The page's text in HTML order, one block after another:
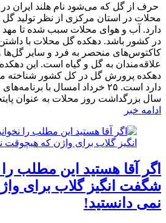
حرف از گل که می‌شود نام هلند ایران
محلات در استان مرکزی از نظر تولید گل
دارد. آب و هوای محلات سبب شده تا مهد
در کشور باشد. دهکده گل محلات با داشتن
کاکتوس‌های منحصر به فرد و سایر گل‌ها و
علاقه‌مندان به گل و گیاه است. این
دارد است. ۲۵ خرداد امسال با
سال بزرگداشت روز محلات به عنوان
ادامه خبر
اگر آقا هستید این مطلب
شگفت انگیز گلاب برای
نمی دانستید!